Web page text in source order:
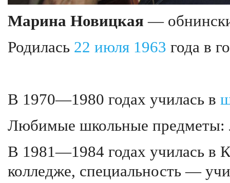
Марина Новицкая —
Родилась 22 июля 1963 года в
В 1970—1980 годах училась в
Любимые школьные предметы:
В 1981—1984 годах училась в
колледже, специальность —